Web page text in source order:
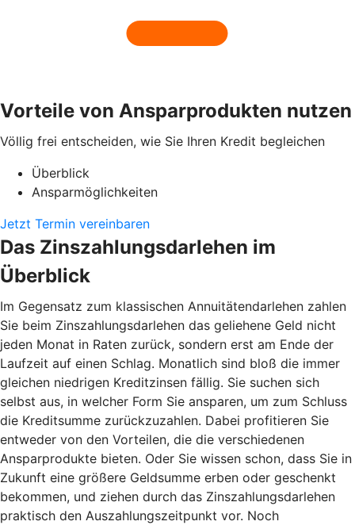
Vorteile von Ansparprodukten nutzen
Völlig frei entscheiden, wie Sie Ihren Kredit begleichen
Überblick
Ansparmöglichkeiten
Jetzt Termin vereinbaren
Das Zinszahlungsdarlehen im
Überblick
Im Gegensatz zum klassischen Annuitätendarlehen zahlen
Sie beim Zinszahlungsdarlehen das geliehene Geld nicht
jeden Monat in Raten zurück, sondern erst am Ende der
Laufzeit auf einen Schlag. Monatlich sind bloß die immer
gleichen niedrigen Kreditzinsen fällig. Sie suchen sich
selbst aus, in welcher Form Sie ansparen, um zum Schluss
die Kreditsumme zurückzuzahlen. Dabei profitieren Sie
entweder von den Vorteilen, die die verschiedenen
Ansparprodukte bieten. Oder Sie wissen schon, dass Sie in
Zukunft eine größere Geldsumme erben oder geschenkt
bekommen, und ziehen durch das Zinszahlungsdarlehen
praktisch den Auszahlungszeitpunkt vor. Noch